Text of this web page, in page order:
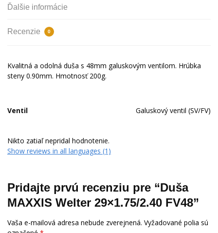
Ďalšie informácie
Recenzie 0
Kvalitná a odolná duša s 48mm galuskovým ventilom. Hrúbka
steny 0.90mm. Hmotnosť 200g.
Ventil Galuskový ventil (SV/FV)
Nikto zatiaľ nepridal hodnotenie.
Show reviews in all languages (1)
Pridajte prvú recenziu pre “Duša
MAXXIS Welter 29×1.75/2.40 FV48”
Vaša e-mailová adresa nebude zverejnená. Vyžadované polia sú